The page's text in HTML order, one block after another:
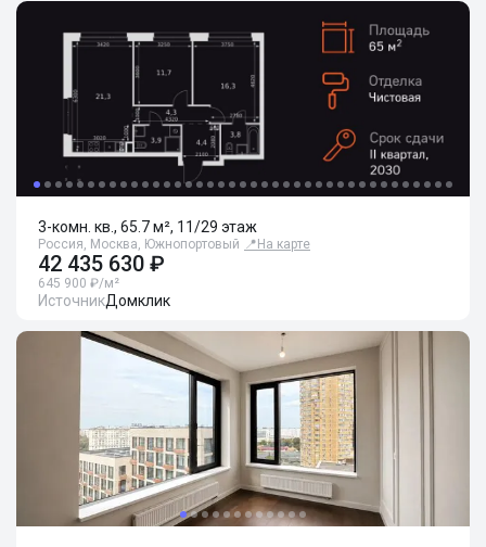
3-комн. кв., 65.7 м², 11/29 этаж
Россия, Москва, Южнопортовый 📍 На карте
42 435 630 ₽
645 900 ₽/м²
ИсточникДомклик